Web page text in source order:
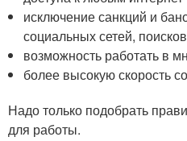
исключение санкций и
социальных сетей,
возможность работать в
более высокую скорость
Надо только подобрать
для работы.